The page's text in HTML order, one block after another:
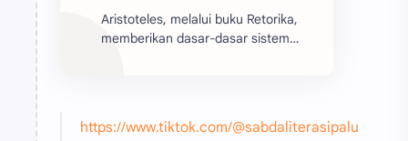
Aristoteles, melalui buku Retorika,
memberikan dasar-dasar sistem
https://www.tiktok.com/@sabdaliterasipalu